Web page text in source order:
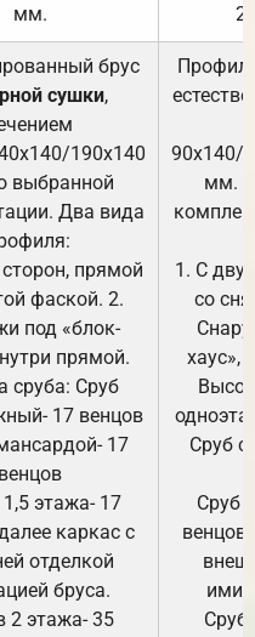
мм.
брус
сушки,
190х140
выбранной
Два вида
прямой
фаской. 2.
под «блок-
прямой.
сруба: Сруб
17 венцов
17
венцов
этажа- 17
каркас с
отделкой
бруса.
2 этажа- 35
90х140/
мм.
1. С
со
хаус»,
Сруб с
Сруб
Сруб